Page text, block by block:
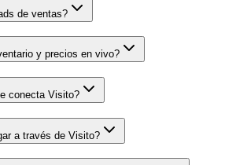
de ventas?
y precios en vivo?
conecta Visito?
a través de Visito?